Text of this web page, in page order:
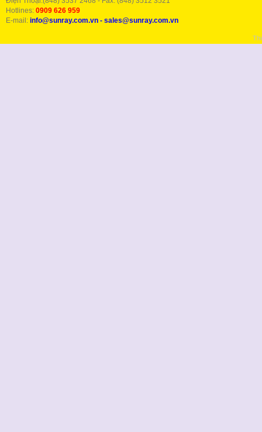
Hotlines: 0909 626 959
E-mail: info@sunray.com.vn - sales@sunray.com.vn